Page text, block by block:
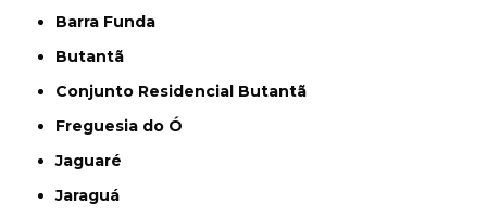
Barra Funda
Butantã
Conjunto Residencial Butantã
Freguesia do Ó
Jaguaré
Jaraguá